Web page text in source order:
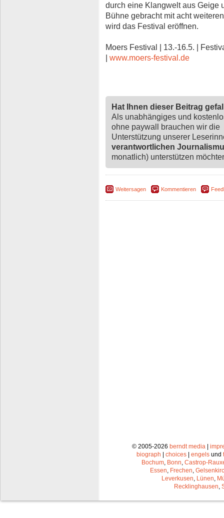
durch eine Klangwelt aus Geige
Bühne gebracht mit acht
wird das Festival eröffnen.
Moers Festival | 13.-16.5. |
www.moers-festival.de
Hat Ihnen dieser Beitrag
Als unabhängiges und
ohne paywall brauchen wir die
Unterstützung unserer
verantwortlichen
monatlich) unterstützen
Weitersagen Kommentieren
© 2005-2026 berndt media|
biograph
choices engels und
Bochum, Bonn, Castrop-
Essen, Frechen,
Leverkusen, Lünen,
Recklinghausen,